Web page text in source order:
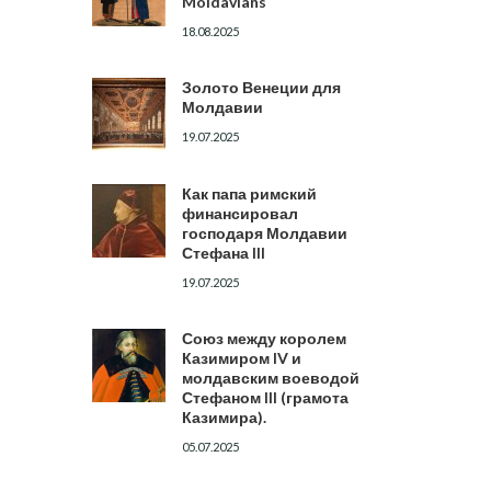
18.08.2025
Золото Венеции для
Молдавии
19.07.2025
Как папа римский
финансировал
господаря Молдавии
Стефана III
19.07.2025
Союз между королем
Казимиром IV и
молдавским воеводой
Стефаном III (грамота
Казимира).
05.07.2025